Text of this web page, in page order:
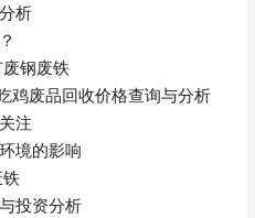
析
钢废铁
鸡废品回收价格查询与分析
注
境的影响
投资分析